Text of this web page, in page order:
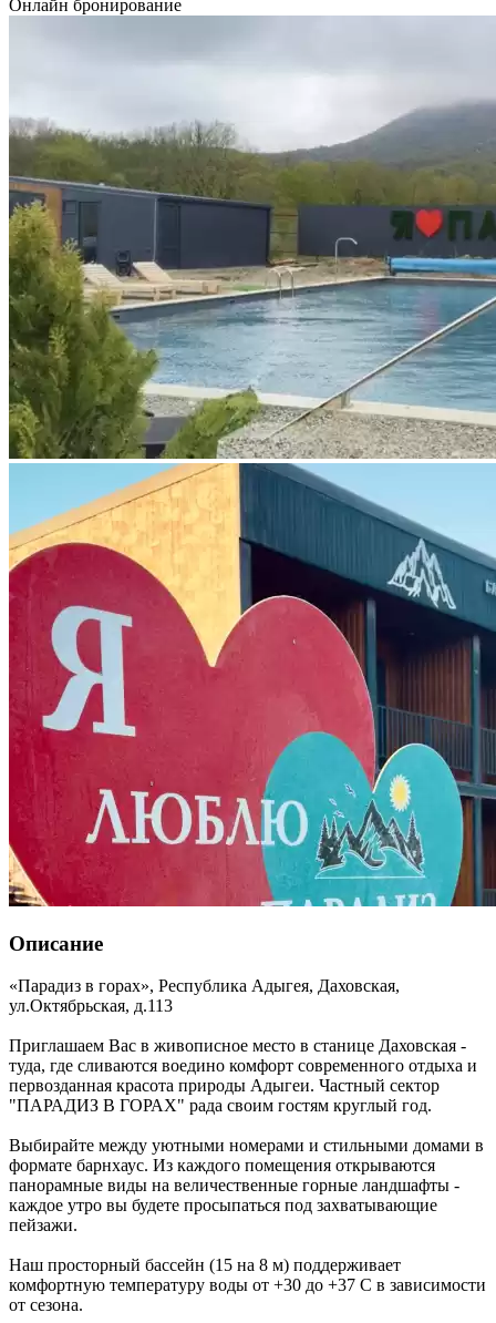
Онлайн бронирование
Описание
«Парадиз в горах», Республика Адыгея, Даховская,
ул.Октябрьская, д.113
Приглашаем Вас в живописное место в станице Даховская -
туда, где сливаются воедино комфорт современного отдыха и
первозданная красота природы Адыгеи. Частный сектор
"ПАРАДИЗ В ГОРАХ" рада своим гостям круглый год.
Выбирайте между уютными номерами и стильными домами в
формате барнхаус. Из каждого помещения открываются
панорамные виды на величественные горные ландшафты -
каждое утро вы будете просыпаться под захватывающие
пейзажи.
Наш просторный бассейн (15 на 8 м) поддерживает
комфортную температуру воды от +30 до +37 C в зависимости
от сезона.